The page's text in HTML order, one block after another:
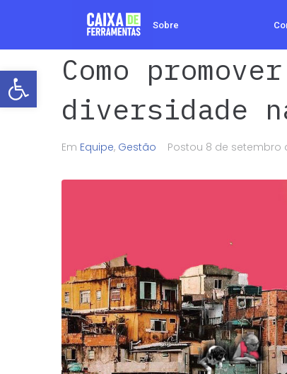
Barra de Ferramentas Aberta
Sobre
Como
diversidade
Em Equipe, Gestão Postou 8 de setembro